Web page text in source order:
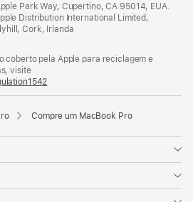
nova
janela)
Park Way, Cupertino, CA 95014, EUA.
Distribution International Limited,
Cork, Irlanda
coberto pela Apple para reciclagem e
visite
janela)
Compre um MacBook Pro